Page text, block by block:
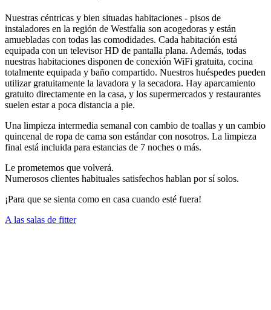
Nuestras céntricas y bien situadas habitaciones - pisos de
instaladores en la región de Westfalia son acogedoras y están
amuebladas con todas las comodidades. Cada habitación está
equipada con un televisor HD de pantalla plana. Además, todas
nuestras habitaciones disponen de conexión WiFi gratuita, cocina
totalmente equipada y baño compartido. Nuestros huéspedes pueden
utilizar gratuitamente la lavadora y la secadora. Hay aparcamiento
gratuito directamente en la casa, y los supermercados y restaurantes
suelen estar a poca distancia a pie.
Una limpieza intermedia semanal con cambio de toallas y un cambio
quincenal de ropa de cama son estándar con nosotros. La limpieza
final está incluida para estancias de 7 noches o más.
Le prometemos que volverá.
Numerosos clientes habituales satisfechos hablan por sí solos.
¡Para que se sienta como en casa cuando esté fuera!
A las salas de fitter